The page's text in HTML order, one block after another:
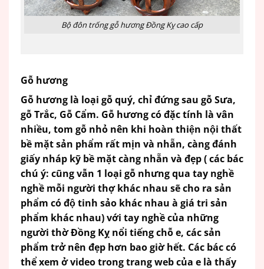
Bộ đôn trống gỗ hương Đồng Kỵ cao cấp
Gỗ hương
Gỗ hương là loại gỗ quý, chỉ đứng sau gỗ Sưa,
gỗ Trắc, Gỗ Cẩm. Gỗ hương có đặc tính là vân
nhiều, tom gỗ nhỏ nên khi hoàn thiện nội thất
bề mặt sản phẩm rất mịn và nhẵn, càng đánh
giấy nháp kỹ bề mặt càng nhẵn và đẹp ( các bác
chú ý: cũng vẫn 1 loại gỗ nhưng qua tay nghề
nghề mỗi người thợ khác nhau sẽ cho ra sản
phẩm có độ tinh sảo khác nhau à giá tri sản
phẩm khác nhau) với tay nghề của những
người thờ Đồng Kỵ nổi tiếng chỗ e, các sản
phẩm trở nên đẹp hơn bao giờ hết. Các bác có
thể xem ở video trong trang web của e là thấy